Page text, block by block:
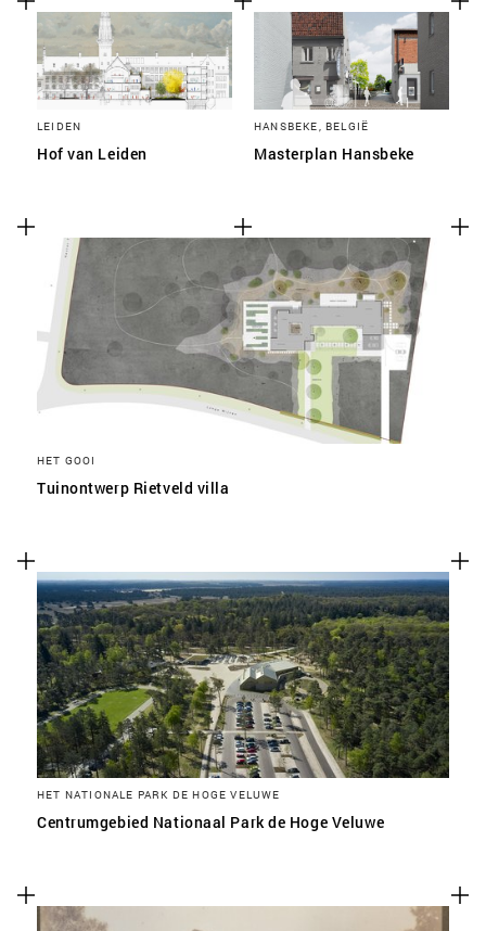
LEIDEN
Hof van Leiden
HANSBEKE, BELGIË
Masterplan Hansbeke
HET GOOI
Tuinontwerp Rietveld villa
HET NATIONALE PARK DE HOGE VELUWE
Centrumgebied Nationaal Park de Hoge Veluwe